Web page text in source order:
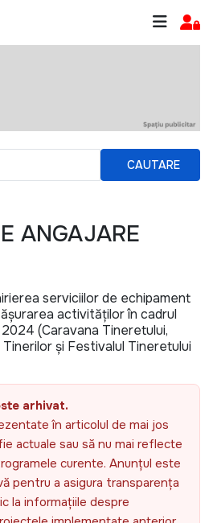
CAUTARE
ANGAJARE
serviciilor de echipament
activităților în cadrul
(Caravana Tineretului,
și Festivalul Tineretului
arhivat.
în articolul de mai jos
actuale sau să nu mai reflecte
curente. Anunțul este
pentru a asigura transparența
la informațiile despre